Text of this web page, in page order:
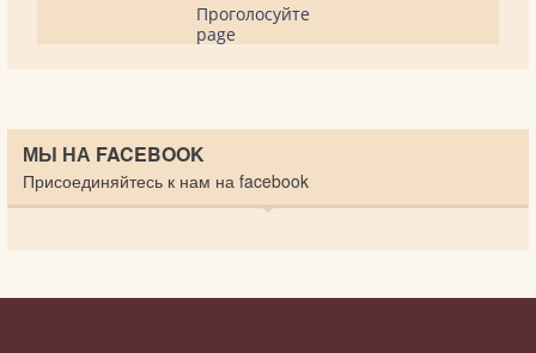
Проголосуйте
page
МЫ НА FACEBOOK
Присоединяйтесь к нам на facebook